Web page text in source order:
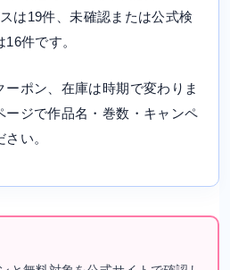
は19件、未確認または公式検
件です。
ポン、在庫は時期で変わりま
ージで作品名・巻数・キャンペ
い。